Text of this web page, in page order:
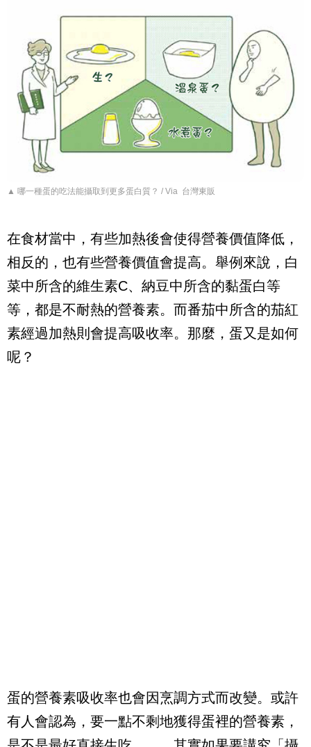
▲ 哪一種蛋的吃法能攝取到更多蛋白質？ / Via 台灣東販
在食材當中，有些加熱後會使得營養價值降低，
相反的，也有些營養價值會提高。舉例來說，白
菜中所含的維生素C、納豆中所含的黏蛋白等
等，都是不耐熱的營養素。而番茄中所含的茄紅
素經過加熱則會提高吸收率。那麼，蛋又是如何
呢？
蛋的營養素吸收率也會因烹調方式而改變。或許
有人會認為，要一點不剩地獲得蛋裡的營養素，